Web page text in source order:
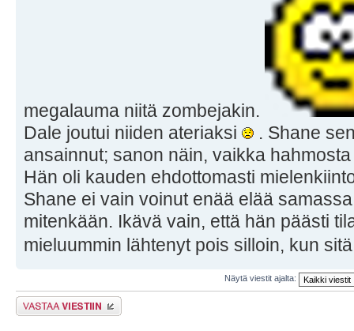
megalauma niitä zombejakin.
Dale joutui niiden ateriaksi
. Shane
ansainnut; sanon näin, vaikka
Hän oli kauden ehdottomasti
Shane ei vain voinut enää elää
mitenkään. Ikävä vain, että hän päästi
mieluummin lähtenyt pois silloin, kun
Näytä viestit ajalta:
Lähetä vastaus